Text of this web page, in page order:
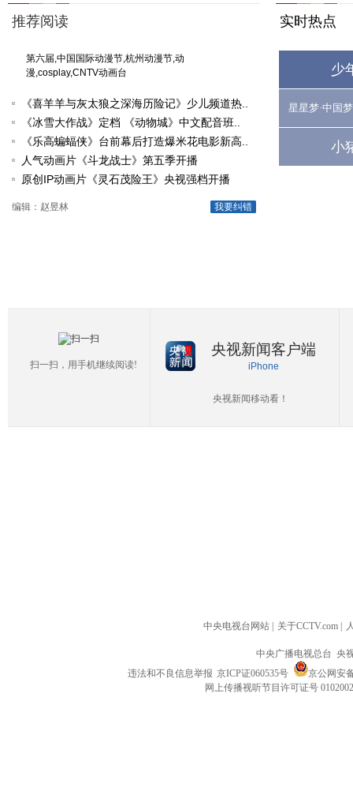
推荐阅读
第六届,中国国际动漫节,杭州动漫节,动
漫,cosplay,CNTV动画台
《喜羊羊与灰太狼之深海历险记》少儿频道热..
《冰雪大作战》定档 《动物城》中文配音班..
《乐高蝙蝠侠》台前幕后打造爆米花电影新高..
人气动画片《斗龙战士》第五季开播
原创IP动画片《灵石茂险王》央视强档开播
我要纠错
编辑：赵昱林
实时热点
少
星星梦·中国梦
小
扫一扫，用手机继续阅读!
央视新闻客户端
iPhone
央视新闻移动看！
中央电视台网站 关于CCTV.com
中央广播电视总台 央
违法和不良信息举报 京ICP证060535号
京公网安
网上传播视听节目许可证号